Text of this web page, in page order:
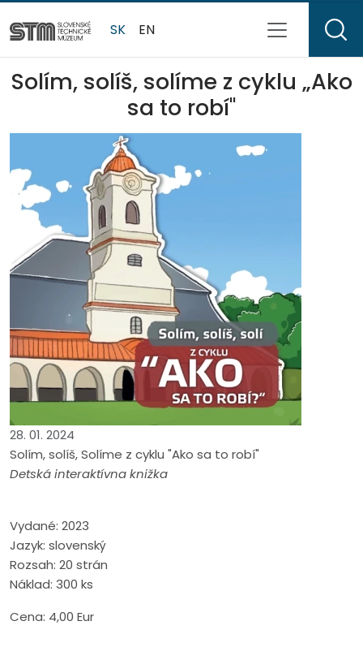
SK EN
Solím, solíš, solíme z cyklu „Ako
sa to robí"
28. 01. 2024
Solím, solíš, Solíme z cyklu "Ako sa to robí"
Detská interaktívna knižka
Vydané: 2023
Jazyk: slovenský
Rozsah: 20 strán
Náklad: 300 ks
Cena: 4,00 Eur